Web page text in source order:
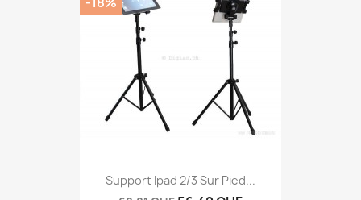
Support Ipad 2/3 Sur Pied...